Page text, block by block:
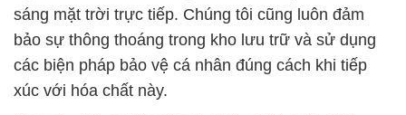
sáng mặt trời trực tiếp. Chúng tôi cũng luôn đảm
bảo sự thông thoáng trong kho lưu trữ và sử dụng
các biện pháp bảo vệ cá nhân đúng cách khi tiếp
xúc với hóa chất này.